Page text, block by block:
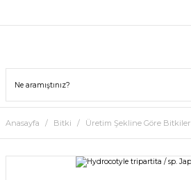
Anasayfa Bitki Üretim Şekline Göre Bitkiler